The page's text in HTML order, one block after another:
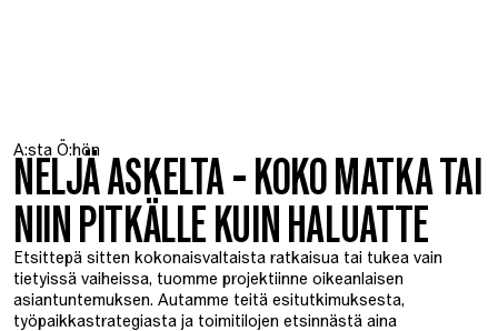
A:sta Ö:hön
NELJÄ ASKELTA - KOKO MATKA TAI
NIIN PITKÄLLE KUIN HALUATTE
Etsittepä sitten kokonaisvaltaista ratkaisua tai tukea vain
tietyissä vaiheissa, tuomme projektiinne oikeanlaisen
asiantuntemuksen. Autamme teitä esitutkimuksesta,
työpaikkastrategiasta ja toimitilojen etsinnästä aina